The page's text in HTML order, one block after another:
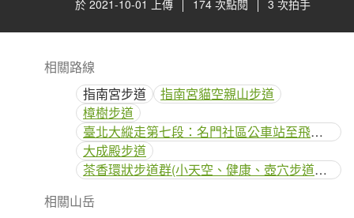
於 2021-10-01 上傳 174 次點閱 3 次拍手
相關路線
指南宮步道
指南宮貓空親山步道
樟樹步道
臺北大縱走第七段：名門社區公車站至飛龍步道
大成殿步道
茶香環狀步道群(小天空、健康、壺穴步道、茶展中心步道)
相關山岳